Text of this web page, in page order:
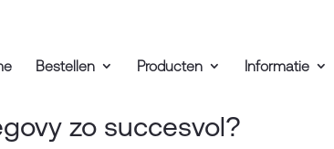
Bestellen Producten Informatie
zo succesvol?